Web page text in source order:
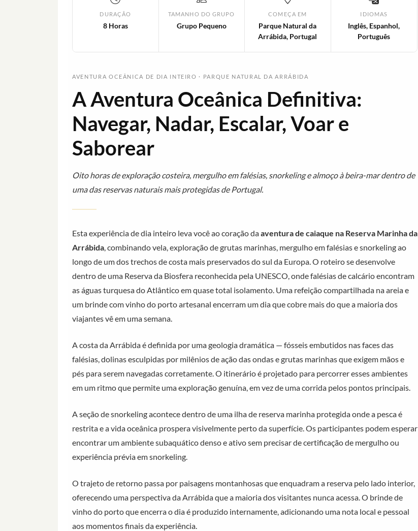
DURAÇÃO
8 Horas
TAMANHO DO GRUPO
Grupo Pequeno
COMEÇA EM
Parque Natural da
Arrábida, Portugal
IDIOMAS
Inglês, Espanhol,
Português
AVENTURA OCEÂNICA DE DIA INTEIRO · PARQUE NATURAL DA ARRÁBIDA
A Aventura Oceânica Definitiva:
Navegar, Nadar, Escalar, Voar e
Saborear
Oito horas de exploração costeira, mergulho em falésias, snorkeling e almoço à beira-mar dentro de
uma das reservas naturais mais protegidas de Portugal.
Esta experiência de dia inteiro leva você ao coração daaventura de caiaque na Reserva Marinha da
Arrábida, combinando vela, exploração de grutas marinhas, mergulho em falésias e snorkeling ao
longo de um dos trechos de costa mais preservados do sul da Europa. O roteiro se desenvolve
dentro de uma Reserva da Biosfera reconhecida pela UNESCO, onde falésias de calcário encontram
as águas turquesa do Atlântico em quase total isolamento. Uma refeição compartilhada na areia e
um brinde com vinho do porto artesanal encerram um dia que cobre mais do que a maioria dos
viajantes vê em uma semana.
A costa da Arrábida é definida por uma geologia dramática — fósseis embutidos nas faces das
falésias, dolinas esculpidas por milênios de ação das ondas e grutas marinhas que exigem mãos e
pés para serem navegadas corretamente. O itinerário é projetado para percorrer esses ambientes
em um ritmo que permite uma exploração genuína, em vez de uma corrida pelos pontos principais.
A seção de snorkeling acontece dentro de uma ilha de reserva marinha protegida onde a pesca é
restrita e a vida oceânica prospera visivelmente perto da superfície. Os participantes podem esperar
encontrar um ambiente subaquático denso e ativo sem precisar de certificação de mergulho ou
experiência prévia em snorkeling.
O trajeto de retorno passa por paisagens montanhosas que enquadram a reserva pelo lado interior,
oferecendo uma perspectiva da Arrábida que a maioria dos visitantes nunca acessa. O brinde de
vinho do porto que encerra o dia é produzido internamente, adicionando uma nota local e pessoal
aos momentos finais da experiência.